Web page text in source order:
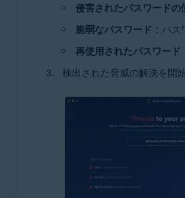
侵害されたパスワードの
脆弱なパスワード ：パ
再使用されたパスワード
検出された脅威の解決を開